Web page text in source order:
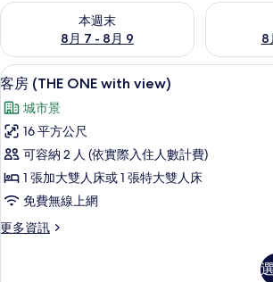
本週末
8月 7 - 8月 9
查看本週末 (8月 7 - 8月 9) 的供應情況
8
查看下週
顯
示
客
房
(THE
ONE
with
view)
客房 (THE
7
客房 (THE ONE with view)
城市景
16 平方公尺
可容納 2 人 (依實際入住人數計費)
1 張加大雙人床或 1 張特大雙人床
免費無線上網
更多資訊
更